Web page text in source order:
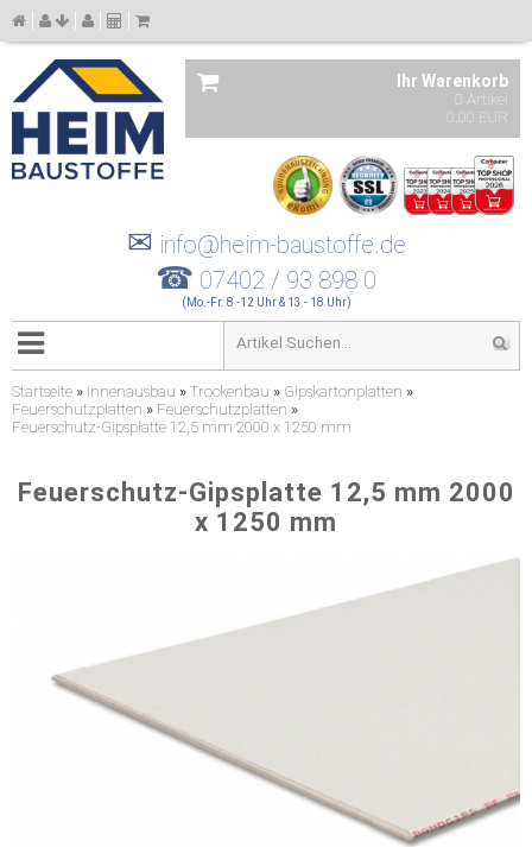
Ihr Warenkorb
0 Artikel
0,00 EUR
✉ info@heim-baustoffe.de
☎ 07402 / 93 898 0
(Mo.-Fr. 8 -12 Uhr & 13 - 18 Uhr)
Startseite » Innenausbau » Trockenbau » Gipskartonplatten »
Feuerschutzplatten » Feuerschutzplatten »
Feuerschutz-Gipsplatte 12,5 mm 2000 x 1250 mm
Feuerschutz-Gipsplatte 12,5 mm 2000
x 1250 mm